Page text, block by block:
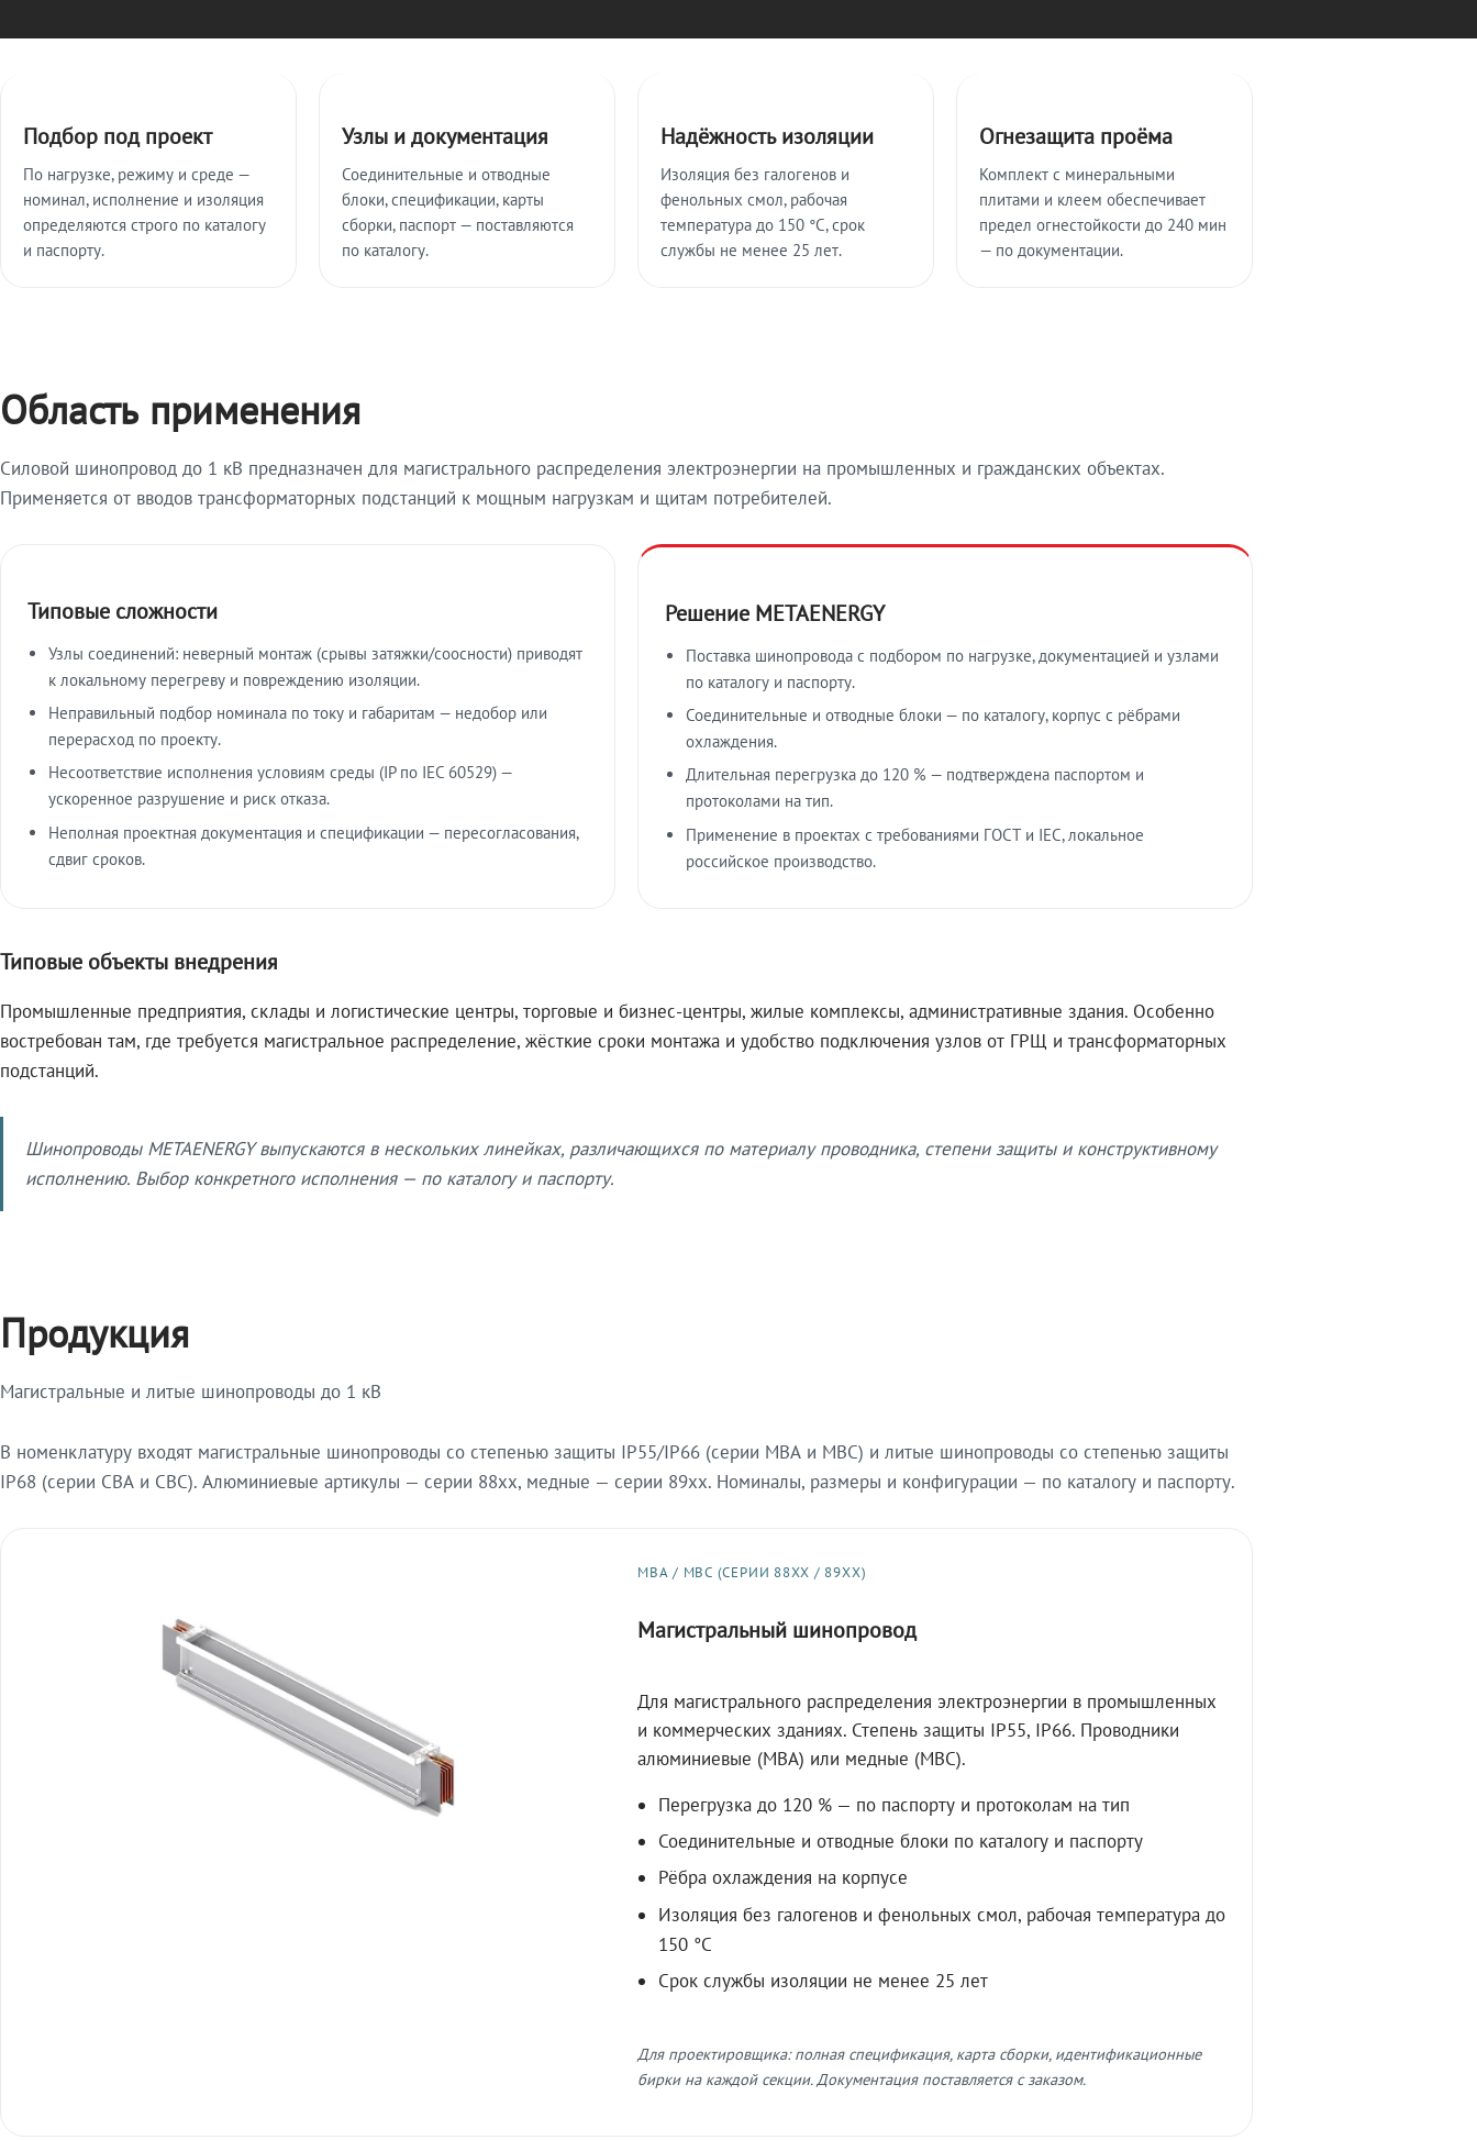
Подбор под проект
По нагрузке, режиму и среде —
номинал, исполнение и изоляция
определяются строго по каталогу
и паспорту.
Узлы и документация
Соединительные и отводные
блоки, спецификации, карты
сборки, паспорт — поставляются
по каталогу.
Надёжность изоляции
Изоляция без галогенов и
фенольных смол, рабочая
температура до 150 °C, срок
службы не менее 25 лет.
Огнезащита проёма
Комплект с минеральными
плитами и клеем обеспечивает
предел огнестойкости до 240 мин
— по документации.
Область применения
Силовой шинопровод до 1 кВ предназначен для магистрального распределения электроэнергии на промышленных и гражданских объектах.
Применяется от вводов трансформаторных подстанций к мощным нагрузкам и щитам потребителей.
Типовые сложности
Узлы соединений: неверный монтаж (срывы затяжки/соосности) приводят
к локальному перегреву и повреждению изоляции.
Неправильный подбор номинала по току и габаритам — недобор или
перерасход по проекту.
Несоответствие исполнения условиям среды (IP по IEC 60529) —
ускоренное разрушение и риск отказа.
Неполная проектная документация и спецификации — пересогласования,
сдвиг сроков.
Решение METAENERGY
Поставка шинопровода с подбором по нагрузке, документацией и узлами
по каталогу и паспорту.
Соединительные и отводные блоки — по каталогу, корпус с рёбрами
охлаждения.
Длительная перегрузка до 120 % — подтверждена паспортом и
протоколами на тип.
Применение в проектах с требованиями ГОСТ и IEC, локальное
российское производство.
Типовые объекты внедрения
Промышленные предприятия, склады и логистические центры, торговые и бизнес-центры, жилые комплексы, административные здания. Особенно
востребован там, где требуется магистральное распределение, жёсткие сроки монтажа и удобство подключения узлов от ГРЩ и трансформаторных
подстанций.
Шинопроводы METAENERGY выпускаются в нескольких линейках, различающихся по материалу проводника, степени защиты и конструктивному
исполнению. Выбор конкретного исполнения — по каталогу и паспорту.
Продукция
Магистральные и литые шинопроводы до 1 кВ
В номенклатуру входят магистральные шинопроводы со степенью защиты IP55/IP66 (серии МВА и МВС) и литые шинопроводы со степенью защиты
IP68 (серии СВА и СВС). Алюминиевые артикулы — серии 88xx, медные — серии 89xx. Номиналы, размеры и конфигурации — по каталогу и паспорту.
МВА / МВС (СЕРИИ 88XX / 89XX)
Магистральный шинопровод
Для магистрального распределения электроэнергии в промышленных
и коммерческих зданиях. Степень защиты IP55, IP66. Проводники
алюминиевые (МВА) или медные (МВС).
Перегрузка до 120 % — по паспорту и протоколам на тип
Соединительные и отводные блоки по каталогу и паспорту
Рёбра охлаждения на корпусе
Изоляция без галогенов и фенольных смол, рабочая температура до
150 °C
Срок службы изоляции не менее 25 лет
Для проектировщика: полная спецификация, карта сборки, идентификационные
бирки на каждой секции. Документация поставляется с заказом.